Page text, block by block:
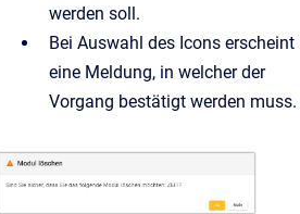
werden soll.
Bei Auswahl des Icons erscheint
eine Meldung, in welcher der
Vorgang bestätigt werden muss.